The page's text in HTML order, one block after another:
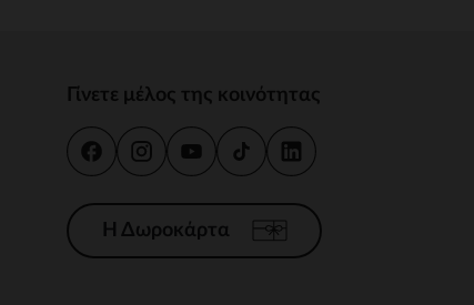
Γίνετε μέλος της κοινότητας
Η Δωροκάρτα